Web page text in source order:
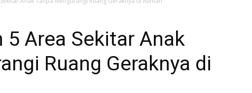
5 Area Sekitar Anak
Ruang Geraknya di